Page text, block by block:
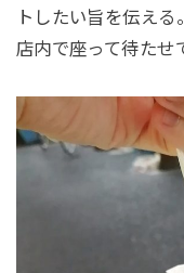
トしたい旨を伝える。
店内で座って待たせ